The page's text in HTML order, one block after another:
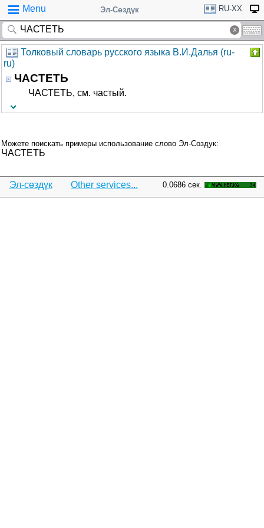
Menu Эл-Сөздүк RU-XX
Толковый словарь русского языка В.И.Далья (ru-
ru)
ЧАСТЕТЬ
ЧАСТЕТЬ, см. частый.
Можете поискать примеры использование слово Эл-Создук:
ЧАСТЕТЬ
Эл-сөздүк Other services... 0.0686 сек.